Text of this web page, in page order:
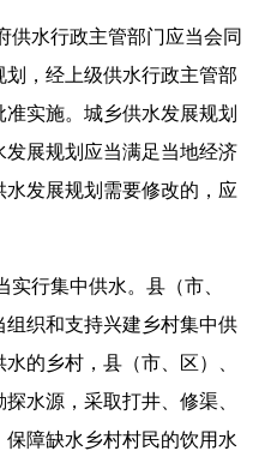
供水行政主管部门应当会同
，经上级供水行政主管部
实施。城乡供水发展规划
展规划应当满足当地经济
发展规划需要修改的，应
行集中供水。县（市、
织和支持兴建乡村集中供
的乡村，县（市、区）、
水源，采取打井、修渠、
障缺水乡村村民的饮用水